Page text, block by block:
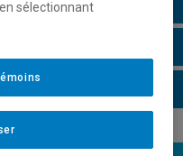
sélectionnant